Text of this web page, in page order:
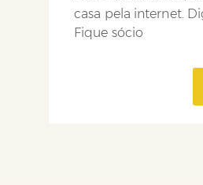
casa pela internet.
Fique sócio